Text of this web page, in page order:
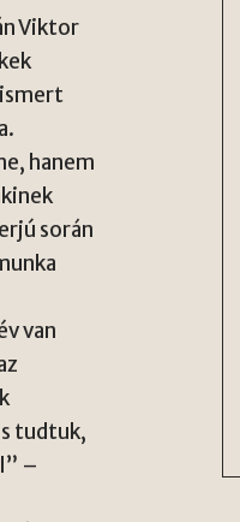
Viktor
hanem
során
van
tudtuk,
–